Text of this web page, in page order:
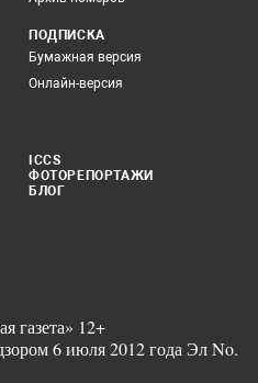
ПОДПИСКА
Бумажная версия
Онлайн-версия
ICCS
ФОТОРЕПОРТАЖИ
БЛОГ
газета» 12+
6 июля 2012 года Эл No.